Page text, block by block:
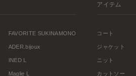
FAVORITE SUKINAMONO
ADER.bijoux
INED L
Maglie L
アイテム
コート
ジャケット
ニット
カットソー